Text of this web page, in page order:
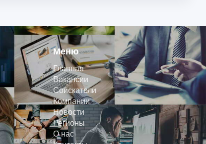
Меню
Главная
Вакансии
Соискатели
Компании
Новости
Регионы
О нас